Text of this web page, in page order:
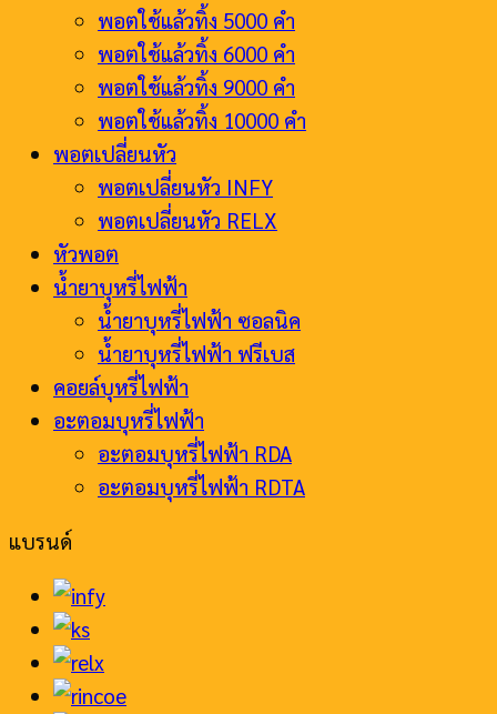
พอตใช้แล้วทิ้ง 5000 คำ
พอตใช้แล้วทิ้ง 6000 คำ
พอตใช้แล้วทิ้ง 9000 คำ
พอตใช้แล้วทิ้ง 10000 คำ
พอตเปลี่ยนหัว
พอตเปลี่ยนหัว INFY
พอตเปลี่ยนหัว RELX
หัวพอต
น้ำยาบุหรี่ไฟฟ้า
น้ำยาบุหรี่ไฟฟ้า ซอลนิค
น้ำยาบุหรี่ไฟฟ้า ฟรีเบส
คอยล์บุหรี่ไฟฟ้า
อะตอมบุหรี่ไฟฟ้า
อะตอมบุหรี่ไฟฟ้า RDA
อะตอมบุหรี่ไฟฟ้า RDTA
แบรนด์